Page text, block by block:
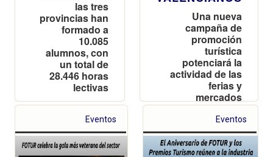
las tres
provincias han
formado a
10.085
alumnos, con
un total de
28.446 horas
lectivas
Una nueva
campaña de
promoción
turística
potenciará la
actividad de las
ferias y
mercados
locales en toda
la provincia
Eventos Eventos